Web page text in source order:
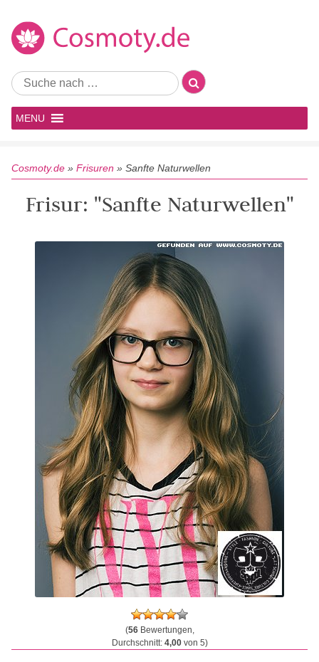
MENU
Cosmoty.de » Frisuren » Sanfte Naturwellen
Frisur: "Sanfte Naturwellen"
(56Bewertungen,
Durchschnitt: 4,00von 5)